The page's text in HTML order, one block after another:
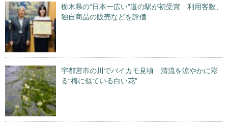
栃木県の“日本一広い”道の駅が初受賞 利用客数、
独自商品の販売などを評価
宇都宮市の川でバイカモ見頃 清流を涼やかに彩
る“梅に似ている白い花”